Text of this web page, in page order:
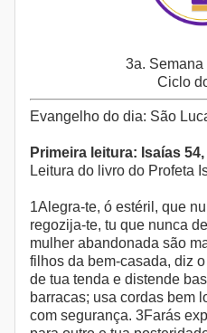
3a. Semana
Ciclo
Evangelho do dia: São
Primeira leitura: Isaías 54,
Leitura do livro do Profeta
1Alegra-te, ó estéril, que
regozija-te, tu que nunca
mulher abandonada são
filhos da bem-casada, diz
de tua tenda e distende
barracas; usa cordas bem
com segurança. 3Farás